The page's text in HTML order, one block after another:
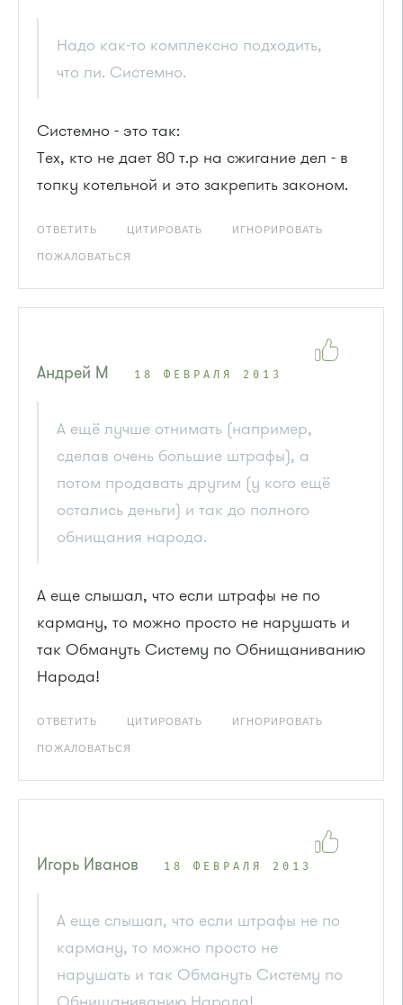
Надо как-то комплексно подходить,
что ли. Системно.
Системно - это так:
Тех, кто не дает 80 т.р на сжигание дел - в
топку котельной и это закрепить законом.
ОТВЕТИТЬ ЦИТИРОВАТЬ ИГНОРИРОВАТЬ
ПОЖАЛОВАТЬСЯ
Андрей М 18 ФЕВРАЛЯ 2013
А ещё лучше отнимать (например,
сделав очень большие штрафы), а
потом продавать другим (у кого ещё
остались деньги) и так до полного
обнищания народа.
А еще слышал, что если штрафы не по
карману, то можно просто не нарушать и
так Обмануть Систему по Обнищаниванию
Народа!
ОТВЕТИТЬ ЦИТИРОВАТЬ ИГНОРИРОВАТЬ
ПОЖАЛОВАТЬСЯ
Игорь Иванов 18 ФЕВРАЛЯ 2013
А еще слышал, что если штрафы не по
карману, то можно просто не
нарушать и так Обмануть Систему по